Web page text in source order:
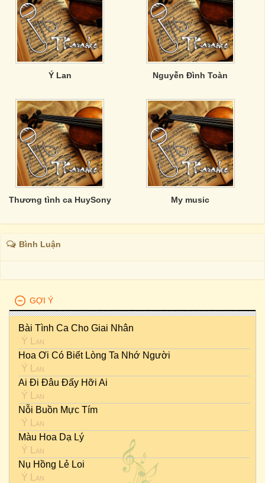
Ý Lan Nguyễn Đình Toàn
Thương tình ca HuySony My music
Bình Luận
GỢI Ý
Bài Tình Ca Cho Giai Nhân
Ý Lan
Hoa Ơi Có Biết Lòng Ta Nhớ Người
Ý Lan
Ai Đi Đâu Đấy Hỡi Ai
Ý Lan
Nỗi Buồn Mực Tím
Ý Lan
Màu Hoa Dạ Lý
Ý Lan
Nụ Hồng Lẻ Loi
Ý Lan